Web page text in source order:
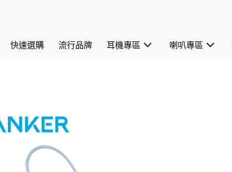
快速選購 流行品牌 耳機專區 喇叭專區